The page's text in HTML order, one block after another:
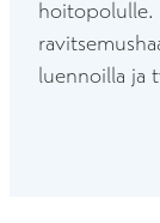
hoitopolulle.
luennoilla ja